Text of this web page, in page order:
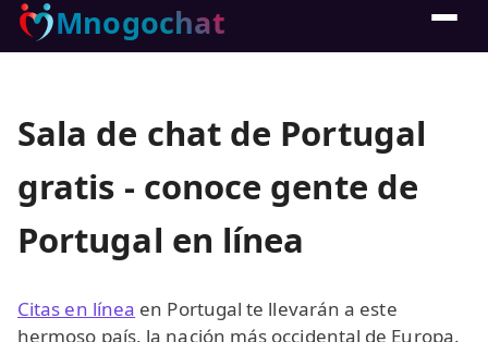
Mnogochat
Sala de chat de Portugal
gratis - conoce gente de
Portugal en línea
Citas en línea en Portugal te llevarán a este
hermoso país, la nación más occidental de Europa.